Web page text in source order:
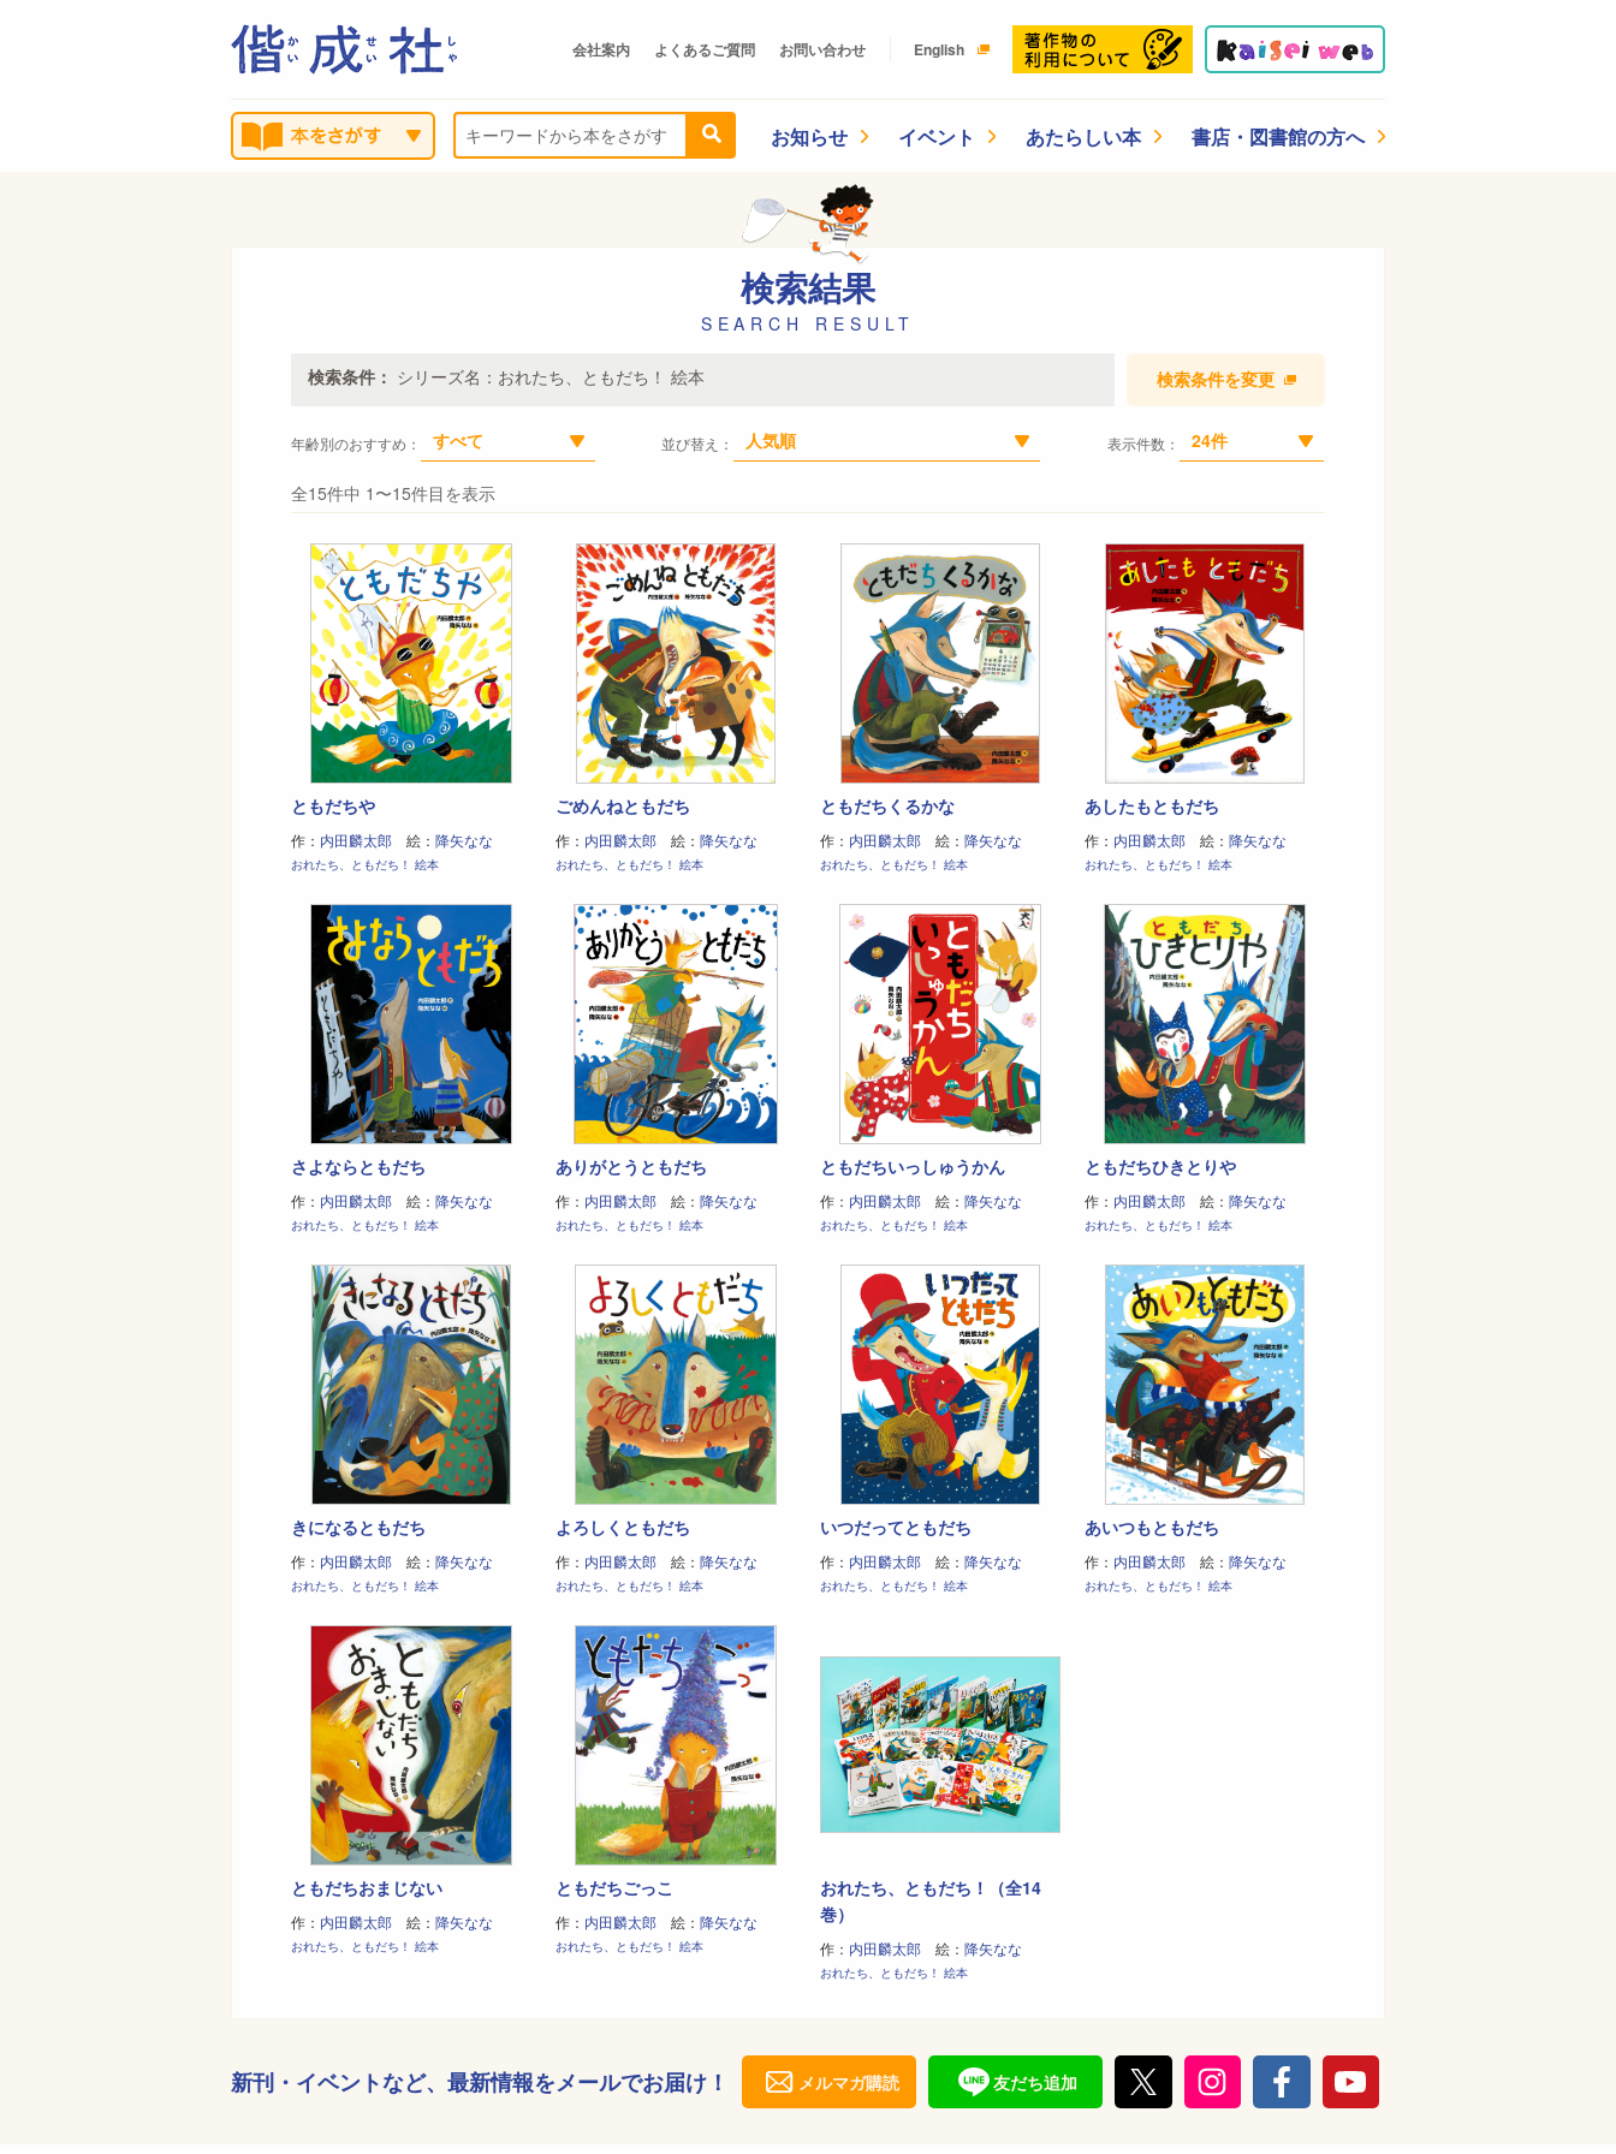
会社案内 よくあるご質問 お問い合わせ English
お知らせ イベント あたらしい本 書店・図書館の方へ
検索結果
SEARCH RESULT
検索条件： シリーズ名：おれたち、ともだち！ 絵本 検索条件を変更
年齢別のおすすめ： すべて 並び替え： 人気順 表示件数： 24件
全15件中 1〜15件目を表示
ともだちや
作： 内田麟太郎 絵： 降矢なな
おれたち、ともだち！ 絵本
ごめんねともだち
作： 内田麟太郎 絵： 降矢なな
おれたち、ともだち！ 絵本
ともだちくるかな
作： 内田麟太郎 絵： 降矢なな
おれたち、ともだち！ 絵本
あしたもともだち
作： 内田麟太郎 絵： 降矢なな
おれたち、ともだち！ 絵本
さよならともだち
作： 内田麟太郎 絵： 降矢なな
おれたち、ともだち！ 絵本
ありがとうともだち
作： 内田麟太郎 絵： 降矢なな
おれたち、ともだち！ 絵本
ともだちいっしゅうかん
作： 内田麟太郎 絵： 降矢なな
おれたち、ともだち！ 絵本
ともだちひきとりや
作： 内田麟太郎 絵： 降矢なな
おれたち、ともだち！ 絵本
きになるともだち
作： 内田麟太郎 絵： 降矢なな
おれたち、ともだち！ 絵本
よろしくともだち
作： 内田麟太郎 絵： 降矢なな
おれたち、ともだち！ 絵本
いつだってともだち
作： 内田麟太郎 絵： 降矢なな
おれたち、ともだち！ 絵本
あいつもともだち
作： 内田麟太郎 絵： 降矢なな
おれたち、ともだち！ 絵本
ともだちおまじない
作： 内田麟太郎 絵： 降矢なな
おれたち、ともだち！ 絵本
ともだちごっこ
作： 内田麟太郎 絵： 降矢なな
おれたち、ともだち！ 絵本
おれたち、ともだち！（全14
巻）
作： 内田麟太郎 絵： 降矢なな
おれたち、ともだち！ 絵本
新刊・イベントなど、 最新情報をメールでお届け！ メルマガ購読 友だち追加